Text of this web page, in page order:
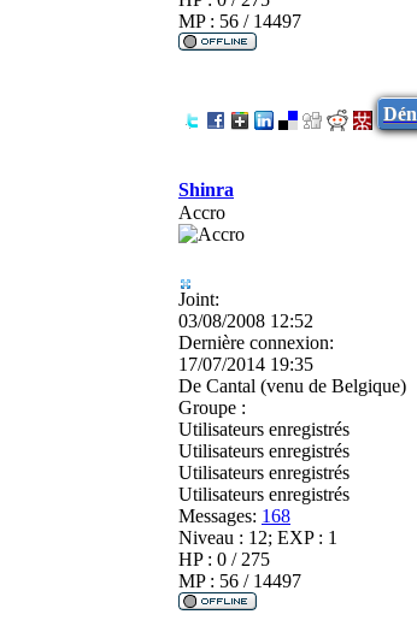
MP : 56 / 14497
Shinra
Accro
Joint:
03/08/2008 12:52
Dernière connexion:
17/07/2014 19:35
De Cantal (venu de Belgique)
Groupe :
Utilisateurs enregistrés
Utilisateurs enregistrés
Utilisateurs enregistrés
Utilisateurs enregistrés
Messages: 168
Niveau : 12; EXP : 1
HP : 0 / 275
MP : 56 / 14497